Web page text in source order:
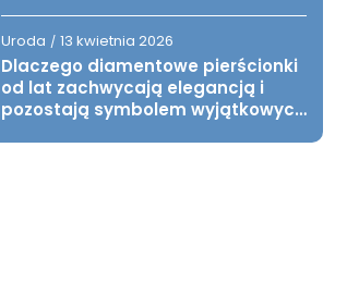
Uroda / 13 kwietnia 2026
Dlaczego diamentowe pierścionki
od lat zachwycają elegancją i
pozostają symbolem wyjątkowych